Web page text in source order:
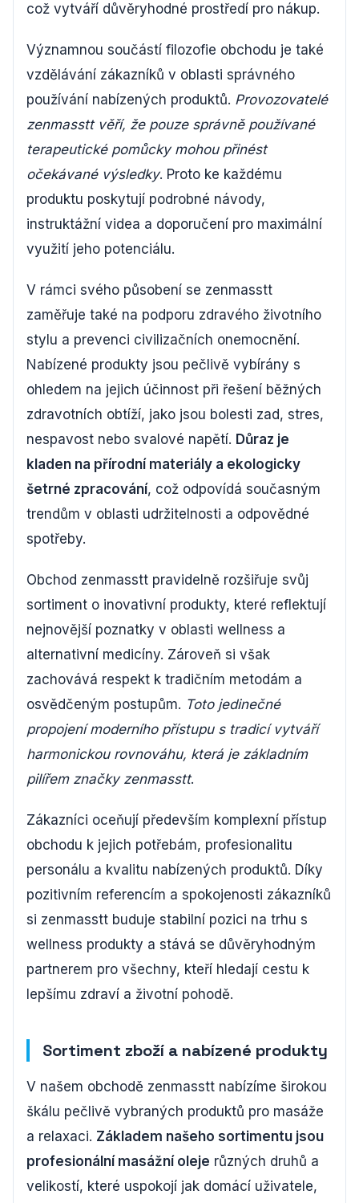
což vytváří důvěryhodné prostředí pro nákup.
Významnou součástí filozofie obchodu je také
vzdělávání zákazníků v oblasti správného
používání nabízených produktů. Provozovatelé
zenmasstt věří, že pouze správně používané
terapeutické pomůcky mohou přinést
očekávané výsledky. Proto ke každému
produktu poskytují podrobné návody,
instruktážní videa a doporučení pro maximální
využití jeho potenciálu.
V rámci svého působení se zenmasstt
zaměřuje také na podporu zdravého životního
stylu a prevenci civilizačních onemocnění.
Nabízené produkty jsou pečlivě vybírány s
ohledem na jejich účinnost při řešení běžných
zdravotních obtíží, jako jsou bolesti zad, stres,
nespavost nebo svalové napětí. Důraz je
kladen na přírodní materiály a ekologicky
šetrné zpracování, což odpovídá současným
trendům v oblasti udržitelnosti a odpovědné
spotřeby.
Obchod zenmasstt pravidelně rozšiřuje svůj
sortiment o inovativní produkty, které reflektují
nejnovější poznatky v oblasti wellness a
alternativní medicíny. Zároveň si však
zachovává respekt k tradičním metodám a
osvědčeným postupům. Toto jedinečné
propojení moderního přístupu s tradicí vytváří
harmonickou rovnováhu, která je základním
pilířem značky zenmasstt.
Zákazníci oceňují především komplexní přístup
obchodu k jejich potřebám, profesionalitu
personálu a kvalitu nabízených produktů. Díky
pozitivním referencím a spokojenosti zákazníků
si zenmasstt buduje stabilní pozici na trhu s
wellness produkty a stává se důvěryhodným
partnerem pro všechny, kteří hledají cestu k
lepšímu zdraví a životní pohodě.
Sortiment zboží a nabízené produkty
V našem obchodě zenmasstt nabízíme širokou
škálu pečlivě vybraných produktů pro masáže
a relaxaci. Základem našeho sortimentu jsou
profesionální masážní oleje různých druhů a
velikostí, které uspokojí jak domácí uživatele,